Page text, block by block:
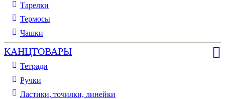
Тарелки
Термосы
Чашки
КАНЦТОВАРЫ
Тетради
Ручки
Ластики, точилки, линейки